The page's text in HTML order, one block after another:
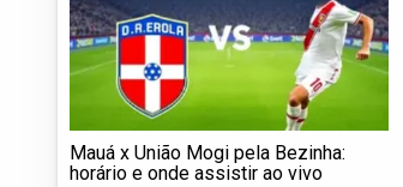
Mauá x União Mogi pela Bezinha:
horário e onde assistir ao vivo